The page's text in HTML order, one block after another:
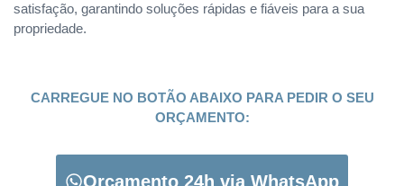
satisfação, garantindo soluções rápidas e fiáveis para a sua
propriedade.
CARREGUE NO BOTÃO ABAIXO PARA PEDIR O SEU
ORÇAMENTO:
Orçamento 24h via WhatsApp